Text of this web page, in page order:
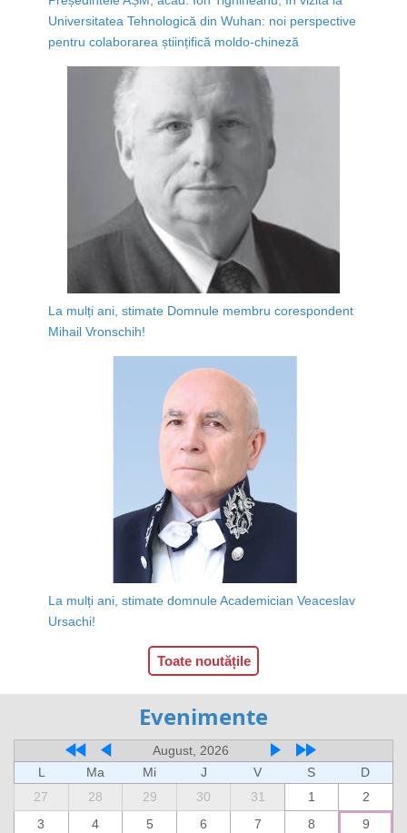
Universitatea Tehnologică din Wuhan: noi perspective
pentru colaborarea științifică moldo-chineză
La mulți ani, stimate Domnule membru corespondent
Mihail Vronschih!
La mulți ani, stimate domnule Academician Veaceslav
Ursachi!
Toate noutățile
Evenimente
August, 2026
L
Ma Mi J V S
D
27
28 29 30 31 1
2
3
4 5 6 7 8
9